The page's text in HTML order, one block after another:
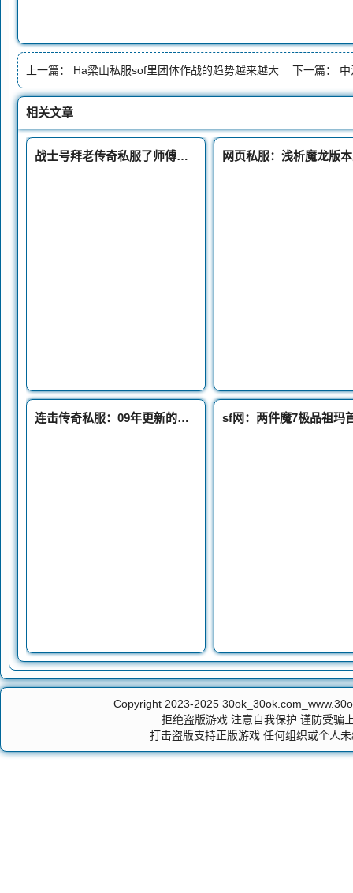
上一篇： Ha梁山私服sof里团体作战的趋势越来越大 下一篇： 中
相关文章
战士号拜老传奇私服了师傅练级速度就会提高
连击传奇私服：09年更新的三枚强化特戒是否有隐藏属性
Copyright 2023-2025
拒绝盗版游戏 注意自我保护 谨防受骗
打击盗版支持正版游戏 任何组织或个人